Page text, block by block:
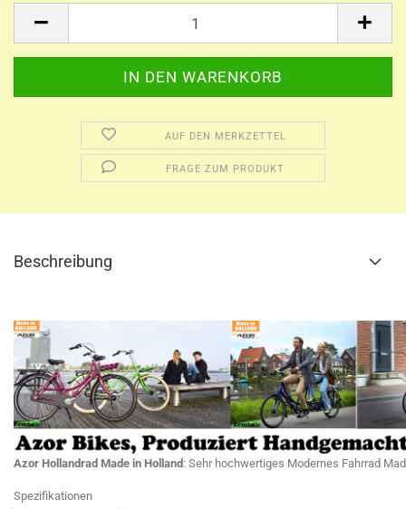
AUF DEN MERKZETTEL
FRAGE ZUM PRODUKT
Beschreibung
Azor Hollandrad Made in Holland : Sehr hochwertiges Modernes Fahrrad
Spezifikationen